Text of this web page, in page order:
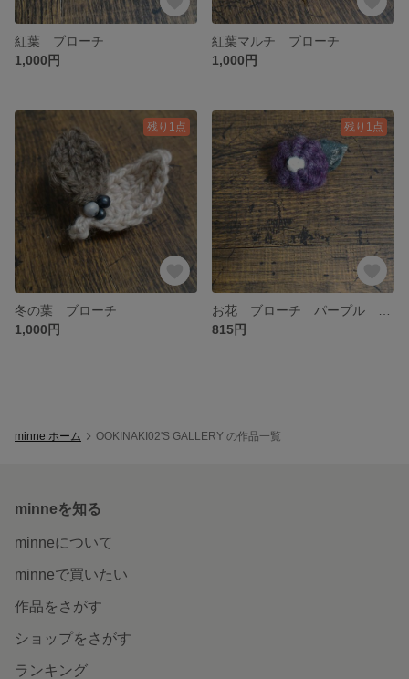
紅葉 ブローチ
1,000円
紅葉マルチ ブローチ
1,000円
残り1点
冬の葉 ブローチ
1,000円
残り1点
815円
minne ホーム OOKINAKI02'S GALLERY の作品一覧
minneを知る
minneについて
minneで買いたい
作品をさがす
ショップをさがす
ランキング